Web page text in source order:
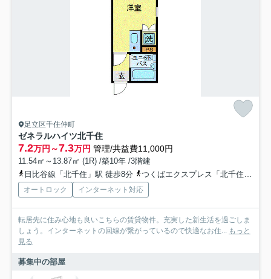
足立区千住仲町
ゼネラルハイツ北千住
7.2万円～7.3万円 管理/共益費11,000円
11.54㎡～13.87㎡ (1R) /築10年 /3階建
日比谷線「北千住」駅 徒歩8分
つくばエクスプレス「北千住」駅 徒歩8分
オートロック インターネット対応
転居先に住み心地も良いこちらの賃貸物件。充実した新生活を過ごしま
しょう。インターネットの回線が繋がっているので快適なお住... もっと
見る
募集中の部屋